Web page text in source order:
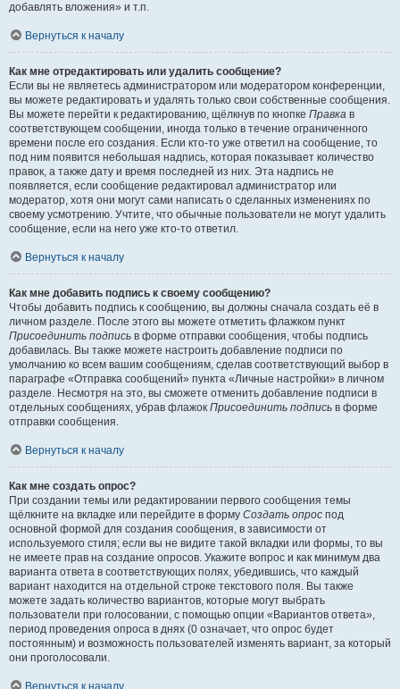
добавлять вложения» и т.п.
Вернуться к началу
Как мне отредактировать или удалить сообщение?
Если вы не являетесь администратором или модератором конференции,
вы можете редактировать и удалять только свои собственные сообщения.
Вы можете перейти к редактированию, щёлкнув по кнопке Правка в
соответствующем сообщении, иногда только в течение ограниченного
времени после его создания. Если кто-то уже ответил на сообщение, то
под ним появится небольшая надпись, которая показывает количество
правок, а также дату и время последней из них. Эта надпись не
появляется, если сообщение редактировал администратор или
модератор, хотя они могут сами написать о сделанных изменениях по
своему усмотрению. Учтите, что обычные пользователи не могут удалить
сообщение, если на него уже кто-то ответил.
Вернуться к началу
Как мне добавить подпись к своему сообщению?
Чтобы добавить подпись к сообщению, вы должны сначала создать её в
личном разделе. После этого вы можете отметить флажком пункт
Присоединить подпись в форме отправки сообщения, чтобы подпись
добавилась. Вы также можете настроить добавление подписи по
умолчанию ко всем вашим сообщениям, сделав соответствующий выбор в
параграфе «Отправка сообщений» пункта «Личные настройки» в личном
разделе. Несмотря на это, вы сможете отменить добавление подписи в
отдельных сообщениях, убрав флажок Присоединить подпись в форме
отправки сообщения.
Вернуться к началу
Как мне создать опрос?
При создании темы или редактировании первого сообщения темы
щёлкните на вкладке или перейдите в форму Создать опрос под
основной формой для создания сообщения, в зависимости от
используемого стиля; если вы не видите такой вкладки или формы, то вы
не имеете прав на создание опросов. Укажите вопрос и как минимум два
варианта ответа в соответствующих полях, убедившись, что каждый
вариант находится на отдельной строке текстового поля. Вы также
можете задать количество вариантов, которые могут выбрать
пользователи при голосовании, с помощью опции «Вариантов ответа»,
период проведения опроса в днях (0 означает, что опрос будет
постоянным) и возможность пользователей изменять вариант, за который
они проголосовали.
Вернуться к началу